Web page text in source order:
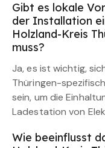
Gibt es lokale
der Installation
Holzland-Kreis
muss?
Ja, es ist wichtig,
Thüringen-
sein, um die
Ladestation von
Wie beeinflusst